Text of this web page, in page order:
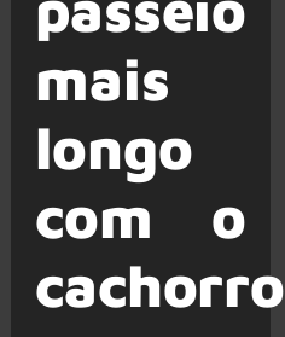
mais
longo
com o
cachorro